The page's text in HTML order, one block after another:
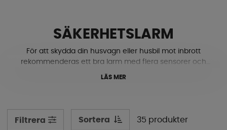
SÄKERHETSLARM
För att skydda din husvagn eller husbil mot inbrott
rekommenderas ett bra larm med flera sensorer och
funktioner. Här hittar du moderna larm som gör det
som enkelt och osett kan drabba ditt fordon i tystnad.
Här nedanför har vi samlat våra säkerhetslarm och
LÄS MER
Filtrera Sortera 35 produkter